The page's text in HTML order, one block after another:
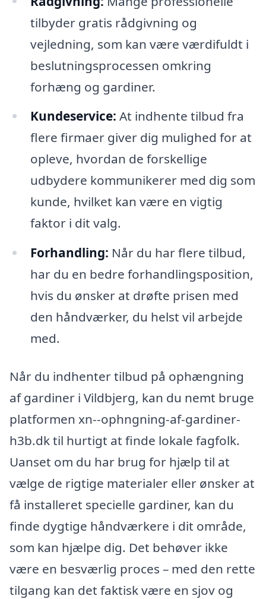
tilbyder gratis rådgivning og
vejledning, som kan være værdifuldt i
beslutningsprocessen omkring
forhæng og gardiner.
Kundeservice: At indhente tilbud fra
flere firmaer giver dig mulighed for at
opleve, hvordan de forskellige
udbydere kommunikerer med dig som
kunde, hvilket kan være en vigtig
faktor i dit valg.
Forhandling: Når du har flere tilbud,
har du en bedre forhandlingsposition,
hvis du ønsker at drøfte prisen med
den håndværker, du helst vil arbejde
med.
Når du indhenter tilbud på ophængning
af gardiner i Vildbjerg, kan du nemt bruge
platformen xn--ophngning-af-gardiner-
h3b.dk til hurtigt at finde lokale fagfolk.
Uanset om du har brug for hjælp til at
vælge de rigtige materialer eller ønsker at
få installeret specielle gardiner, kan du
finde dygtige håndværkere i dit område,
som kan hjælpe dig. Det behøver ikke
være en besværlig proces – med den rette
tilgang kan det faktisk være en sjov og